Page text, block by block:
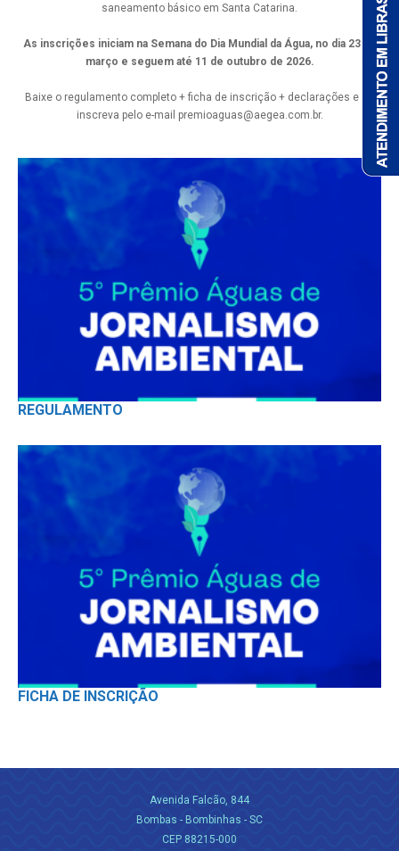
saneamento básico em Santa Catarina.
As inscrições iniciam na Semana do Dia Mundial da Água, no dia 23 de
março e seguem até 11 de outubro de 2026.
Baixe o regulamento completo + ficha de inscrição + declarações e se
inscreva pelo e-mail premioaguas@aegea.com.br.
REGULAMENTO
FICHA DE INSCRIÇÃO
Avenida Falcão, 844
Bombas - Bombinhas - SC
CEP 88215-000